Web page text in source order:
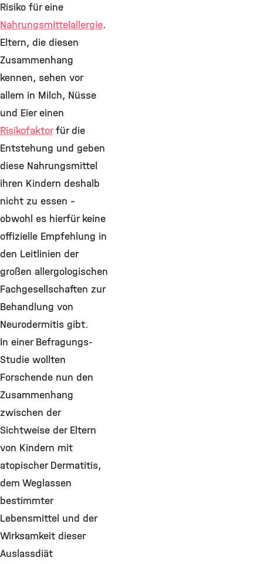
Risiko für eine
Nahrungsmittelallergie.
Eltern, die diesen
Zusammenhang
kennen, sehen vor
allem in Milch, Nüsse
und Eier einen
Risikofaktorfür die
Entstehung und geben
diese Nahrungsmittel
ihren Kindern deshalb
nicht zu essen –
obwohl es hierfür keine
offizielle Empfehlung in
den Leitlinien der
großen allergologischen
Fachgesellschaften zur
Behandlung von
Neurodermitis gibt.
In einer Befragungs-
Studie wollten
Forschende nun den
Zusammenhang
zwischen der
Sichtweise der Eltern
von Kindern mit
atopischer Dermatitis,
dem Weglassen
bestimmter
Lebensmittel und der
Wirksamkeit dieser
Auslassdiät